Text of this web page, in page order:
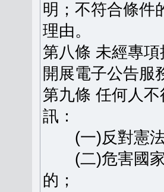
明；不符合條件
理由。
第八條 未經專
開展電子公告服
第九條 任何人
訊：
(一)反對憲法
(二)危害國家
的；